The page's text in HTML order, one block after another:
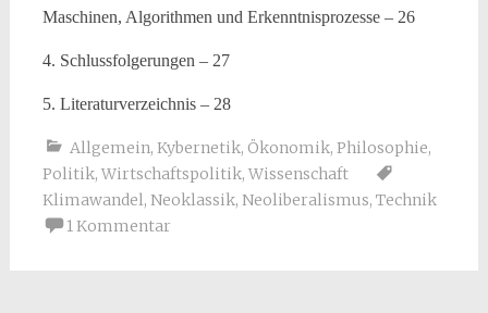
Maschinen, Algorithmen und Erkenntnisprozesse – 26
4. Schlussfolgerungen – 27
5. Literaturverzeichnis – 28
Allgemein, Kybernetik, Ökonomik, Philosophie,
Politik, Wirtschaftspolitik, Wissenschaft
Klimawandel, Neoklassik, Neoliberalismus, Technik
1 Kommentar